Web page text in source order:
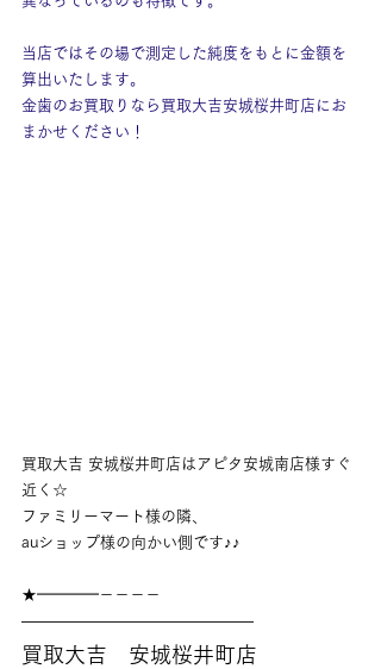
当店ではその場で測定した純度をもとに金額を
算出いたします。
金歯のお買取りなら買取大吉安城桜井町店にお
まかせください！
買取大吉 安城桜井町店はアピタ安城南店様すぐ
近く☆
ファミリーマート様の隣、
auショップ様の向かい側です♪♪
★━━━━－－－－
———————————————
買取大吉　安城桜井町店